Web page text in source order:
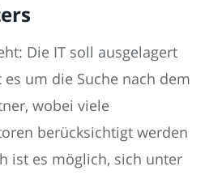
Die IT soll ausgelagert
um die Suche nach dem
wobei viele
berücksichtigt werden
ist es möglich, sich unter